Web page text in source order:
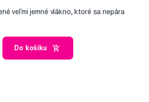
veľmi jemné vlákno, ktoré sa nepára
Do košíku